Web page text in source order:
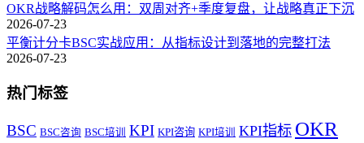
OKR战略解码怎么用：双周对齐+季度复盘，让战略真正下沉
2026-07-23
平衡计分卡BSC实战应用：从指标设计到落地的完整打法
2026-07-23
热门标签
BSC BSC咨询 BSC培训 KPI KPI咨询 KPI培训 KPI指标 OKR